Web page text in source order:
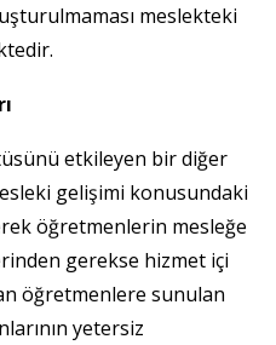
meslekteki
etkileyen bir diğer
gelişimi konusundaki
öğretmenlerin mesleğe
gerekse hizmet içi
öğretmenlere sunulan
yetersiz